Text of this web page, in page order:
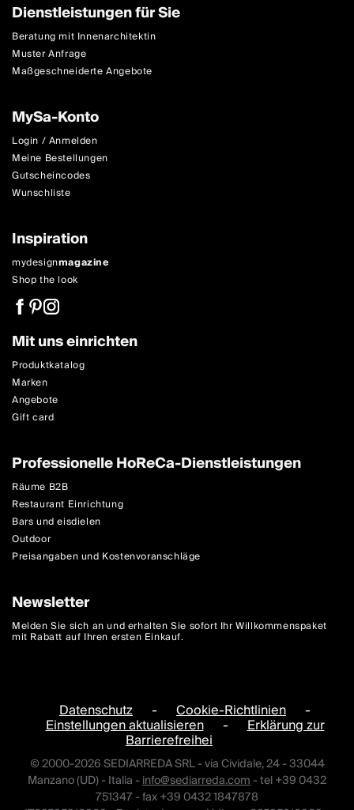
Dienstleistungen für Sie
Beratung mit Innenarchitektin
Muster Anfrage
Maßgeschneiderte Angebote
MySa-Konto
Login / Anmelden
Meine Bestellungen
Gutscheincodes
Wunschliste
Inspiration
mydesignmagazine
Shop the look
Mit uns einrichten
Produktkatalog
Marken
Angebote
Gift card
Professionelle HoReCa-Dienstleistungen
Räume B2B
Restaurant Einrichtung
Bars und eisdielen
Outdoor
Preisangaben und Kostenvoranschläge
Newsletter
Melden Sie sich an und erhalten Sie sofort Ihr Willkommenspaket
mit Rabatt auf Ihren ersten Einkauf.
Datenschutz - Cookie-Richtlinien -
Einstellungen aktualisieren - Erklärung zur
Barrierefreihei
© 2000-2026 SEDIARREDA SRL - via Cividale, 24 - 33044
Manzano (UD) - Italia -info@sediarreda.com- tel +39 0432
751347 - fax +39 0432 1847878